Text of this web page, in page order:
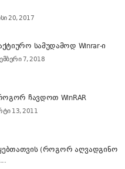
20, 2017
სამუდამოდ Winrar-ი
7, 2018
ჩავდოთ WinRAR
13, 2011
(როგორ აღვადგინო